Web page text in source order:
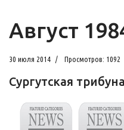
Август
30 июля 2014 Просмотров: 1092
Сургутская